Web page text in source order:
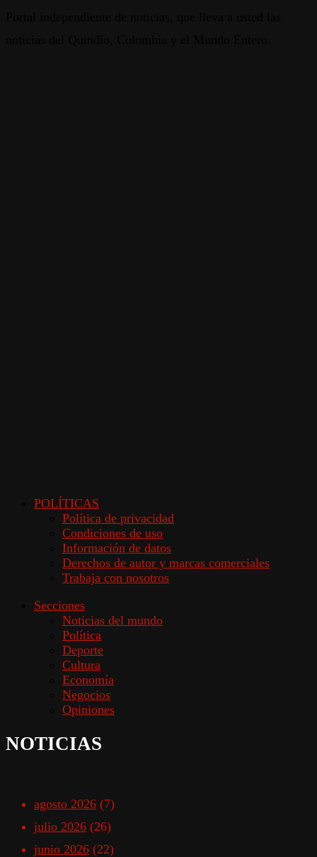
POLÍTICAS
Política de privacidad
Condiciones de uso
Información de datos
Derechos de autor y marcas comerciales
Trabaja con nosotros
Secciones
Noticias del mundo
Política
Deporte
Cultura
Economía
Negocios
Opiniones
NOTICIAS
agosto 2026 (7)
julio 2026 (26)
junio 2026 (22)